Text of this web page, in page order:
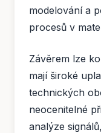
modelování a
procesů v
Závěrem lze
mají široké
technických
neocenitelné
analýze